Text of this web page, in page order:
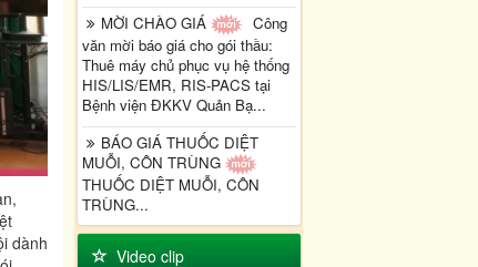
dành
MỜI CHÀO GIÁ
Công
văn mời báo giá cho gói thầu:
Thuê máy chủ phục vụ hệ thống
HIS/LIS/EMR, RIS-PACS tại
Bệnh viện ĐKKV Quản Bạ...
BÁO GIÁ THUỐC DIỆT
MUỖI, CÔN TRÙNG
THUỐC DIỆT MUỖI, CÔN
TRÙNG...
Video clip